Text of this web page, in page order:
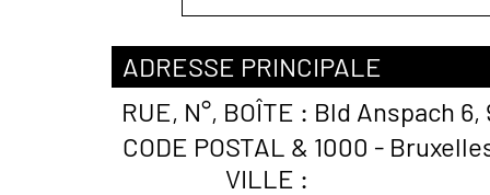
ADRESSE PRINCIPALE
RUE, N°, BOÎTE : Bld Anspach
CODE POSTAL &
VILLE :
1000 -